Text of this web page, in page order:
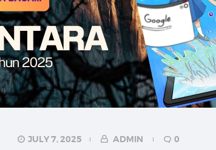
JULY 7, 2025 ADMIN 0